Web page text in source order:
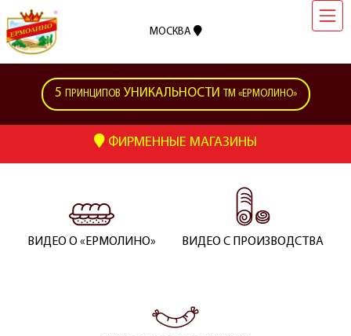
МОСКВА
5 ПРИНЦИПОВ УНИКАЛЬНОСТИ ТМ «ЕРМОЛИНО»
ФИРМЕННЫЕ МАГАЗИНЫ
ВИДЕО О «ЕРМОЛИНО» ВИДЕО С ПРОИЗВОДСТВА